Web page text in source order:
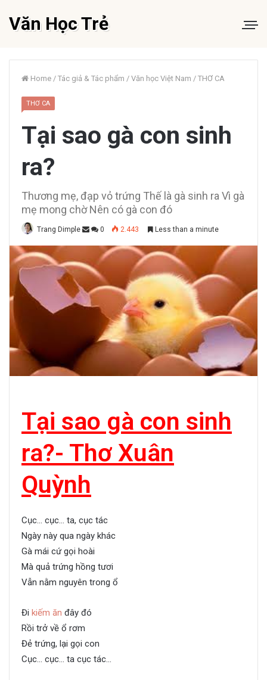
Văn Học Trẻ
Home / Tác giả & Tác phẩm / Văn học Việt Nam / THƠ CA
THƠ CA
Tại sao gà con sinh
ra?
Thương mẹ, đạp vỏ trứng Thế là gà sinh ra Vì gà
mẹ mong chờ Nên có gà con đó
Trang Dimple 0 2.443 Less than a minute
Tại sao gà con sinh
ra?- Thơ Xuân
Quỳnh
Cục… cục… ta, cục tác
Ngày này qua ngày khác
Gà mái cứ gọi hoài
Mà quả trứng hồng tươi
Vẫn nằm nguyên trong ổ
Đi kiếm ăn đây đó
Rồi trở về ổ rơm
Đẻ trứng, lại gọi con
Cục… cục… ta cục tác…